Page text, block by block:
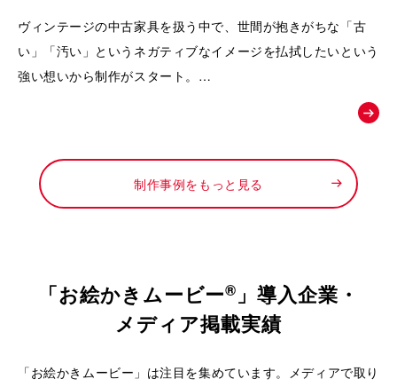
ヴィンテージの中古家具を扱う中で、世間が抱きがちな「古
い」「汚い」というネガティブなイメージを払拭したいという
強い想いから制作がスタート。
徹底したメンテナンスによって生まれる「新品以上の価値」
ンテリアも自由に楽しんでほしい」というお店からの新しい提
案を形にするために依頼されました。
制作事例をもっと見る
「お絵かきムービー® 」導入企業・
メディア掲載実績
「お絵かきムービー」は注目を集めています。メディアで取り